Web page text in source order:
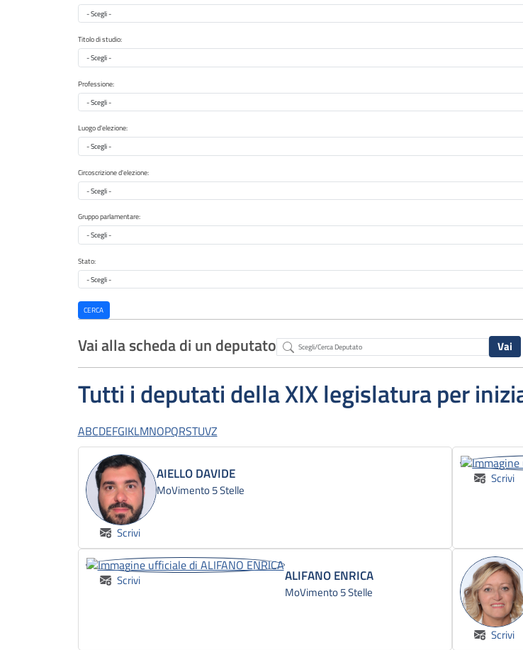
Provincia di nascita
Titolo di studio:
Titolo di studio
Professione:
Professione
Luogo d'elezione:
Luogo d'elezione
Circoscrizione d'elezione:
Circoscrizione d'elezione
Gruppo parlamentare:
Gruppo parlamentare
Stato:
Stato
Vai alla scheda di un deputatoAbstract
Tutti i deputati della XIX legislatura per
ABCDEFGIKLMNOPQRSTUVZ
Scrivi
AIELLO DAVIDE
MoVimento 5 Stelle
Scrivi
Scrivi ALIFANO ENRICA
MoVimento 5 Stelle
Scrivi